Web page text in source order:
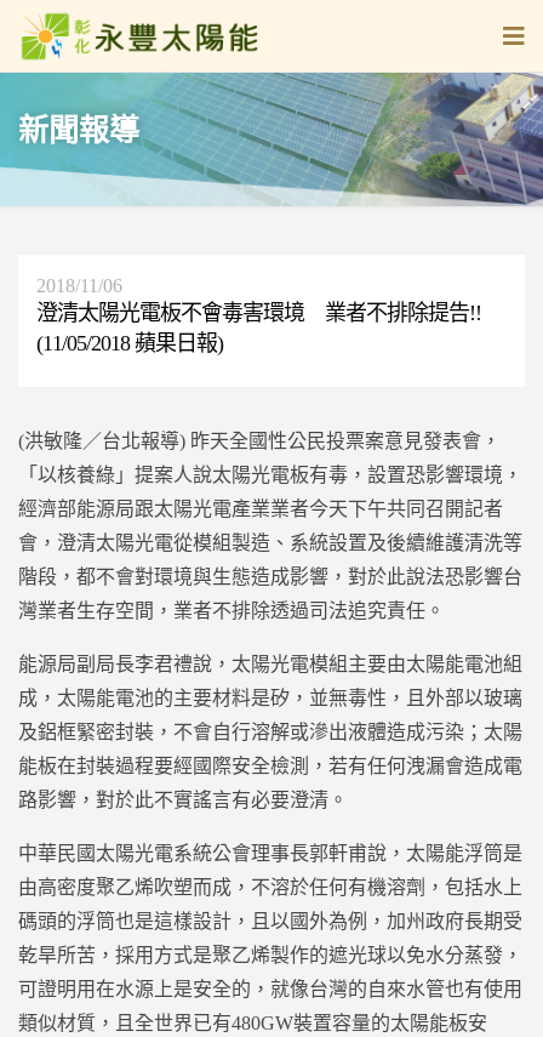
新聞報導
2018/11/06
澄清太陽光電板不會毒害環境 業者不排除提告!!
(11/05/2018 蘋果日報)
(洪敏隆／台北報導) 昨天全國性公民投票案意見發表會，
「以核養綠」提案人說太陽光電板有毒，設置恐影響環境，
經濟部能源局跟太陽光電產業業者今天下午共同召開記者
會，澄清太陽光電從模組製造、系統設置及後續維護清洗等
階段，都不會對環境與生態造成影響，對於此說法恐影響台
灣業者生存空間，業者不排除透過司法追究責任。
能源局副局長李君禮說，太陽光電模組主要由太陽能電池組
成，太陽能電池的主要材料是矽，並無毒性，且外部以玻璃
及鋁框緊密封裝，不會自行溶解或滲出液體造成污染；太陽
能板在封裝過程要經國際安全檢測，若有任何洩漏會造成電
路影響，對於此不實謠言有必要澄清。
中華民國太陽光電系統公會理事長郭軒甫說，太陽能浮筒是
由高密度聚乙烯吹塑而成，不溶於任何有機溶劑，包括水上
碼頭的浮筒也是這樣設計，且以國外為例，加州政府長期受
乾旱所苦，採用方式是聚乙烯製作的遮光球以免水分蒸發，
可證明用在水源上是安全的，就像台灣的自來水管也有使用
類似材質，且全世界已有480GW裝置容量的太陽能板安